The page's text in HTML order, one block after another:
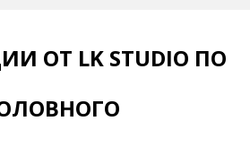
ОТ LK STUDIO ПО